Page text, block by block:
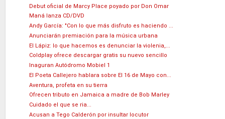
Debut oficial de Marcy Place poyado por Don Omar
Maná lanza CD/DVD
Andy García: "Con lo que más disfruto es haciendo ...
Anunciarán premiación para la música urbana
El Lápiz: lo que hacemos es denunciar la violenia,...
Coldplay ofrece descargar gratis su nuevo sencillo
Inaguran Autódromo Mobiel 1
El Poeta Callejero hablara sobre El 16 de Mayo con...
Aventura, profeta en su tierra
Ofrecen tributo en Jamaica a madre de Bob Marley
Cuidado el que se ria...
Acusan a Tego Calderón por insultar locutor